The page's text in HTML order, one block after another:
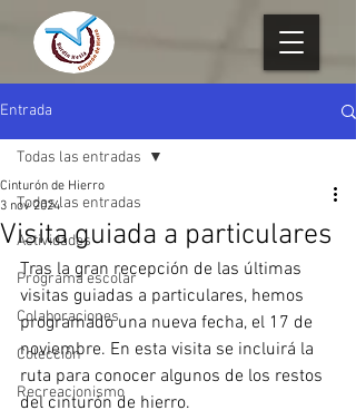
Entrada
Todas las entradas
Actividades
Programa escolar
Colaboraciones
Colección
Recreacionismo
Todas las entradas
Visita guiada a particulares
Cinturón de Hierro
3 nov 2024
Tras la gran recepción de las últimas
visitas guiadas a particulares, hemos
programado una nueva fecha, el 17 de
noviembre. En esta visita se incluirá la
ruta para conocer algunos de los restos
del cinturón de hierro.